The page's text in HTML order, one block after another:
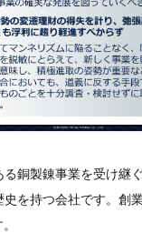
銅製錬事業を受け継
史を持つ会社です。創